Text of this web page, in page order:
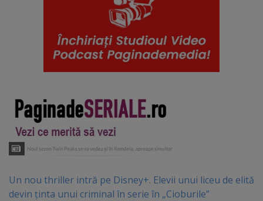
Un nou thriller intră pe Disney+. Elevii unui liceu de elită
devin ținta unui criminal în serie în „Cioburile”